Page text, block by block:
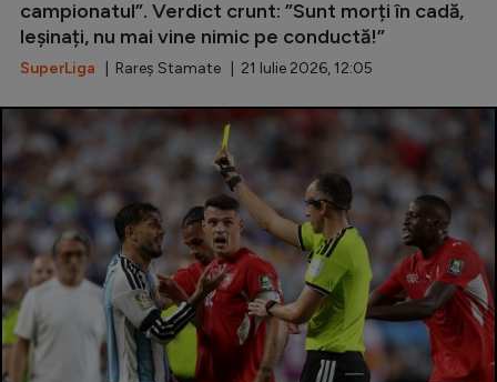
Formula 1
Gimnastică
Rugby
Ciclism
Alte sporturi
JO 2024
JO 2026
campionatul”. Verdict crunt: ”Sunt morți în cadă,
leșinați, nu mai vine nimic pe conductă!”
SuperLiga | Rareș Stamate | 21 Iulie 2026, 12:05